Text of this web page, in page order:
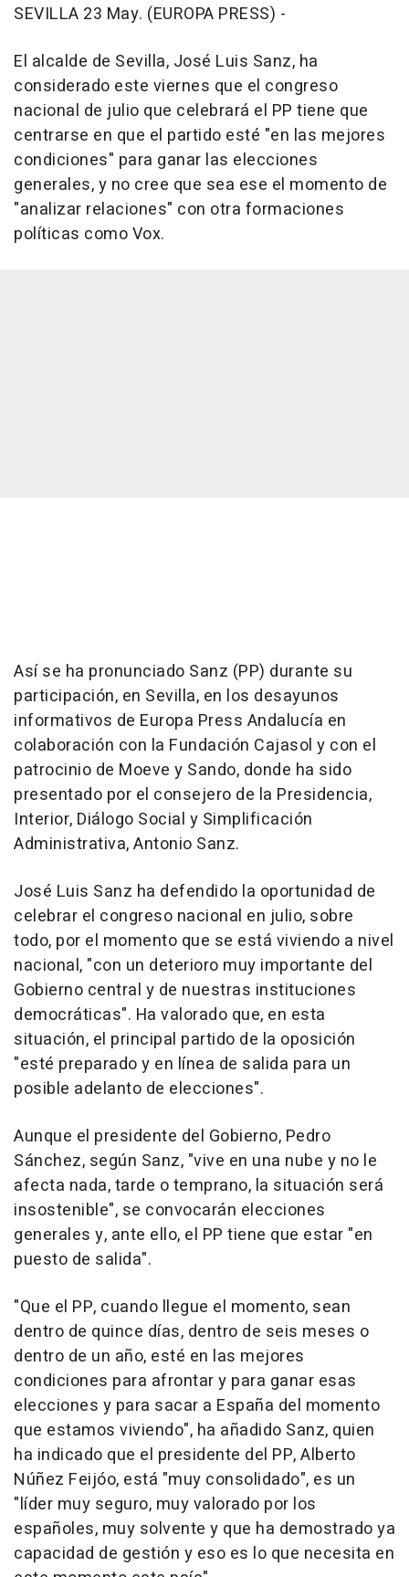
SEVILLA 23 May. (EUROPA PRESS) -
El alcalde de Sevilla, José Luis Sanz, ha
considerado este viernes que el congreso
nacional de julio que celebrará el PP tiene que
centrarse en que el partido esté "en las mejores
condiciones" para ganar las elecciones
generales, y no cree que sea ese el momento de
"analizar relaciones" con otra formaciones
políticas como Vox.
Así se ha pronunciado Sanz (PP) durante su
participación, en Sevilla, en los desayunos
informativos de Europa Press Andalucía en
colaboración con la Fundación Cajasol y con el
patrocinio de Moeve y Sando, donde ha sido
presentado por el consejero de la Presidencia,
Interior, Diálogo Social y Simplificación
Administrativa, Antonio Sanz.
José Luis Sanz ha defendido la oportunidad de
celebrar el congreso nacional en julio, sobre
todo, por el momento que se está viviendo a nivel
nacional, "con un deterioro muy importante del
Gobierno central y de nuestras instituciones
democráticas". Ha valorado que, en esta
situación, el principal partido de la oposición
"esté preparado y en línea de salida para un
posible adelanto de elecciones".
Aunque el presidente del Gobierno, Pedro
Sánchez, según Sanz, "vive en una nube y no le
afecta nada, tarde o temprano, la situación será
insostenible", se convocarán elecciones
generales y, ante ello, el PP tiene que estar "en
puesto de salida".
"Que el PP, cuando llegue el momento, sean
dentro de quince días, dentro de seis meses o
dentro de un año, esté en las mejores
condiciones para afrontar y para ganar esas
elecciones y para sacar a España del momento
que estamos viviendo", ha añadido Sanz, quien
ha indicado que el presidente del PP, Alberto
Núñez Feijóo, está "muy consolidado", es un
"líder muy seguro, muy valorado por los
españoles, muy solvente y que ha demostrado ya
capacidad de gestión y eso es lo que necesita en